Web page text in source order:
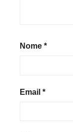
Nome *
Email *